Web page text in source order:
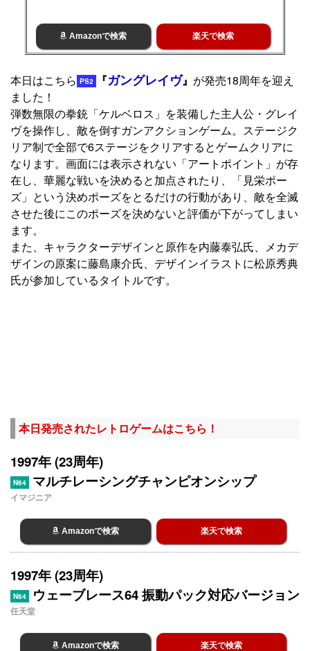
Amazonで検索 楽天で検索
本日はこちら PS2 『ガングレイヴ』 が発売18周年を迎え
ました！
弾数無限の拳銃「ケルベロス」を装備した主人公・グレイ
ヴを操作し、敵を倒すガンアクションゲーム。ステージク
リア制で全部で6ステージをクリアするとゲームクリアに
なります。画面には表示されない「アートポイント」が存
在し、華麗な戦いを決めると加点されたり、「見栄ポー
ズ」という決めポーズをとるだけの行動があり、敵を全滅
させた後にこのポーズを決めないと評価が下がってしまい
ます。
また、キャラクターデザインと原作を内藤泰弘氏、メカデ
ザインの原案に藤島康介氏、デザインイラストに松原秀典
氏が参加しているタイトルです。
本日発売されたレトロゲームはこちら！
1997年 (23周年)
N64 マルチレーシングチャンピオンシップ
イマジニア
Amazonで検索 楽天で検索
1997年 (23周年)
N64 ウェーブレース64 振動パック対応バージョン
任天堂
Amazonで検索 楽天で検索